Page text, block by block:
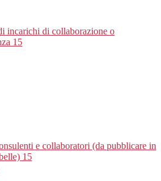
incarichi di collaborazione o
15
e collaboratori (da pubblicare in
15